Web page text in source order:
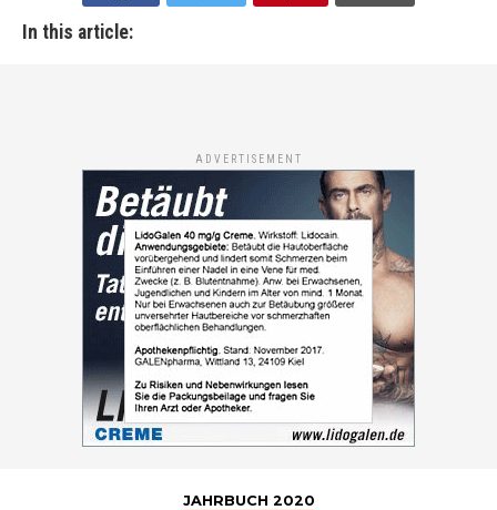
In this article:
ADVERTISEMENT
JAHRBUCH 2020